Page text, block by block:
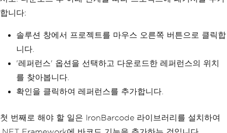
합니다:
솔루션 창에서 프로젝트를 마우스 오른쪽 버튼으로 클릭합
니다.
'레퍼런스' 옵션을 선택하고 다운로드한 레퍼런스의 위치
를 찾아봅니다.
확인을 클릭하여 레퍼런스를 추가합니다.
첫 번째로 해야 할 일은 IronBarcode 라이브러리를 설치하여